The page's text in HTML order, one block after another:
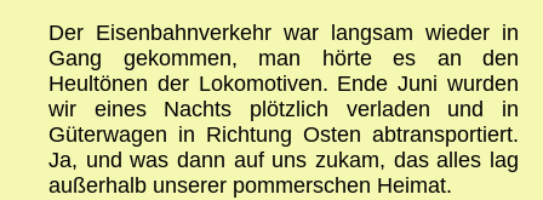
Der Eisenbahnverkehr war langsam wieder in
Gang gekommen, man hörte es an den
Heultönen der Lokomotiven. Ende Juni wurden
wir eines Nachts plötzlich verladen und in
Güterwagen in Richtung Osten abtransportiert.
Ja, und was dann auf uns zukam, das alles lag
außerhalb unserer pommerschen Heimat.